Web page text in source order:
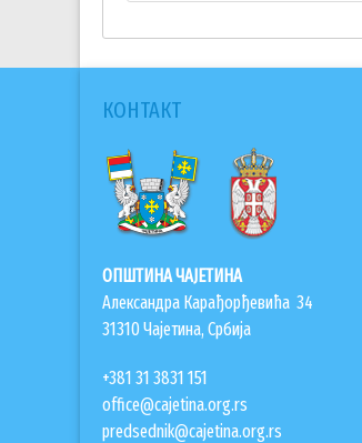
КОНТАКТ
ОПШТИНА ЧАЈЕТИНА
Александра Карађорђевића 34
31310 Чајетина, Србија
+381 31 3831 151
office@cajetina.org.rs
predsednik@cajetina.org.rs